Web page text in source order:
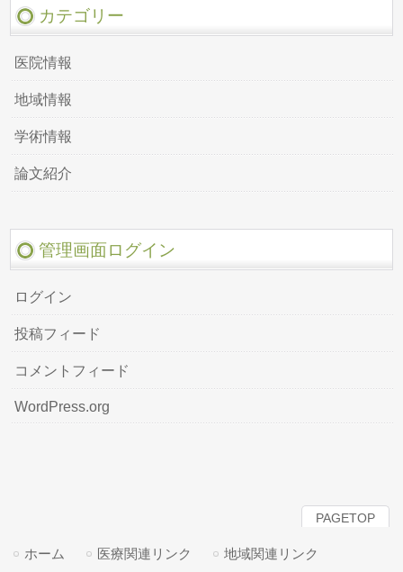
カテゴリー
医院情報
地域情報
学術情報
論文紹介
管理画面ログイン
ログイン
投稿フィード
コメントフィード
WordPress.org
PAGETOP
ホーム 医療関連リンク 地域関連リンク